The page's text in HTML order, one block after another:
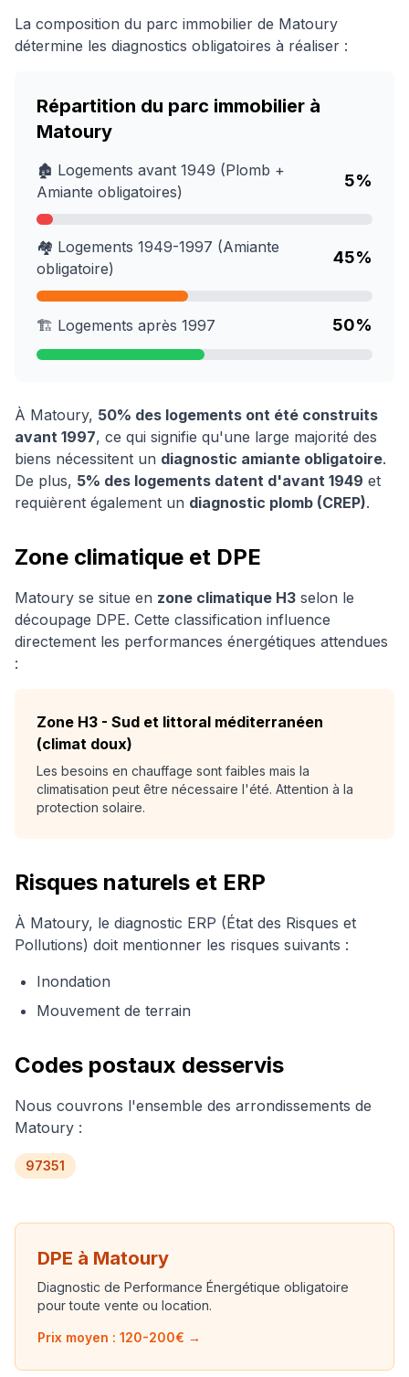
La composition du parc immobilier de Matoury
détermine les diagnostics obligatoires à réaliser :
Répartition du parc immobilier à
Matoury
🏚️ Logements avant 1949 (Plomb +
Amiante obligatoires)
5%
🏘️ Logements 1949-1997 (Amiante
obligatoire)
45%
🏗️ Logements après 1997 50%
À Matoury, 50% des logements ont été construits
avant 1997, ce qui signifie qu'une large majorité des
biens nécessitent un diagnostic amiante obligatoire.
De plus, 5% des logements datent d'avant 1949 et
requièrent également un diagnostic plomb (CREP).
Zone climatique et DPE
Matoury se situe en zone climatique H3 selon le
découpage DPE. Cette classification influence
directement les performances énergétiques attendues
:
Zone H3 - Sud et littoral méditerranéen
(climat doux)
Les besoins en chauffage sont faibles mais la
climatisation peut être nécessaire l'été. Attention à la
protection solaire.
Risques naturels et ERP
À Matoury, le diagnostic ERP (État des Risques et
Pollutions) doit mentionner les risques suivants :
Inondation
Mouvement de terrain
Codes postaux desservis
Nous couvrons l'ensemble des arrondissements de
Matoury :
97351
DPE à Matoury
Diagnostic de Performance Énergétique obligatoire
pour toute vente ou location.
Prix moyen : 120-200€ →